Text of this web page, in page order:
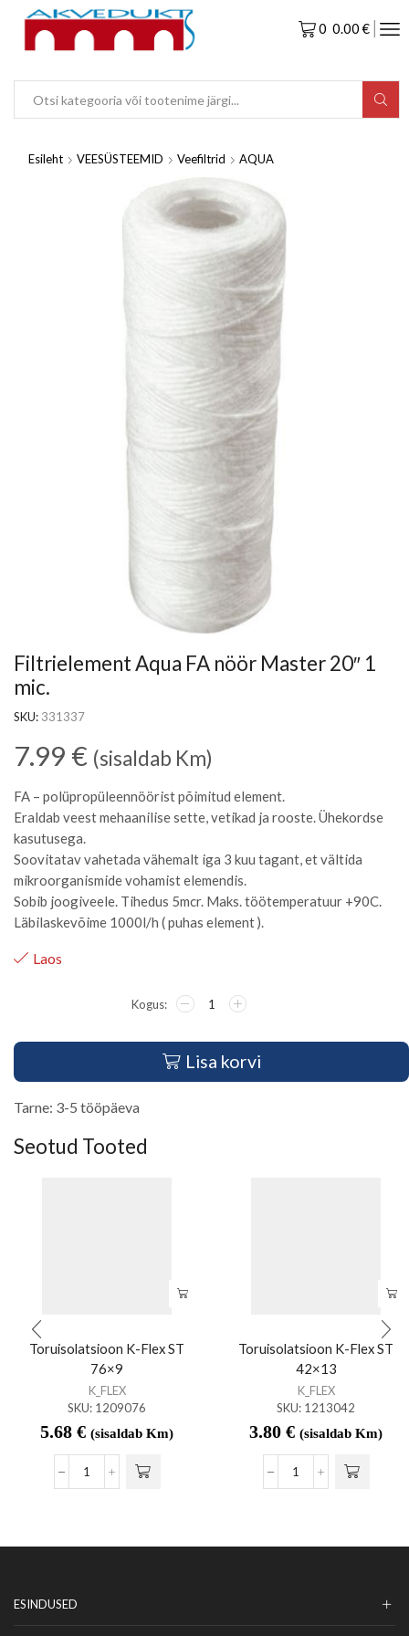
0 0.00€
Esileht VEESÜSTEEMID Veefiltrid AQUA
Filtrielement Aqua FA nöör Master 20″ 1
mic.
SKU: 331337
7.99 € (sisaldab Km)
FA – polüpropüleennöörist põimitud element.
Eraldab veest mehaanilise sette, vetikad ja rooste. Ühekordse
kasutusega.
Soovitatav vahetada vähemalt iga 3 kuu tagant, et vältida
mikroorganismide vohamist elemendis.
Sobib joogiveele. Tihedus 5mcr. Maks. töötemperatuur +90C.
Läbilaskevõime 1000l/h ( puhas element ).
Laos
Lisa korvi
Tarne: 3-5 tööpäeva
Seotud Tooted
Toruisolatsioon K-Flex ST
76×9
K_FLEX
SKU: 1209076
5.68 € (sisaldab Km)
Toruisolatsioon K-Flex ST
42×13
K_FLEX
SKU: 1213042
3.80 € (sisaldab Km)
ESINDUSED